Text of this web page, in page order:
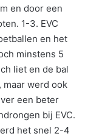
en door een
1-3. EVC
en het
minstens 5
liet en de bal
maar werd ook
een beter
bij EVC.
het snel 2-4